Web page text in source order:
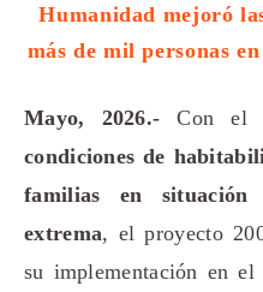
Humanidad mejoró
más de mil personas
Mayo, 2026.- Con el
condiciones de
familias en
extrema, el proyecto
su implementación en